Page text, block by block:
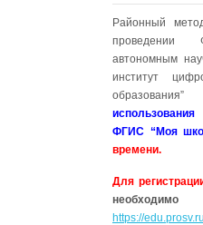
Районный
проведении
автономным
институт
ФГИС “Моя
времени.
Для
https://